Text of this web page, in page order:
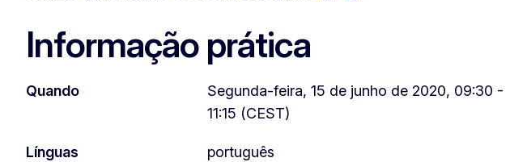
Informação prática
Quando
Segunda-feira, 15 de junho de 2020, 09:30 -
11:15 (CEST)
Línguas português